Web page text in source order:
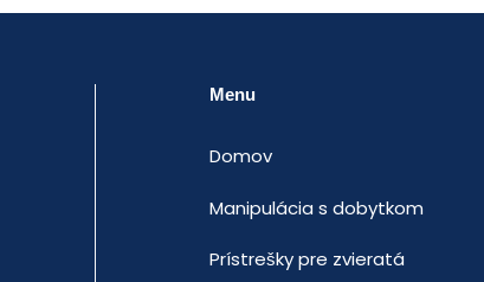
Menu
Domov
Manipulácia s dobytkom
Prístrešky pre zvieratá